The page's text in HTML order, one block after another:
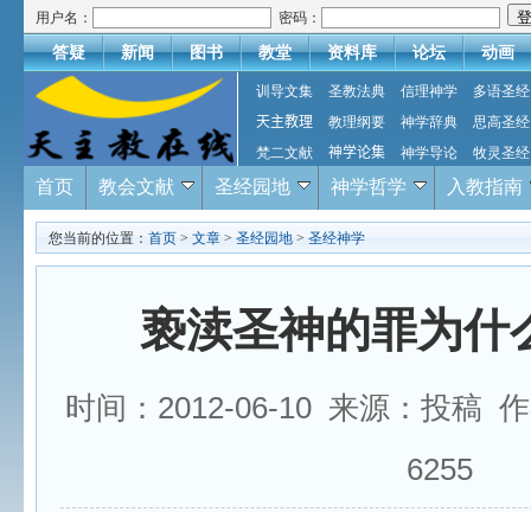
用户名： 密码：
答疑 新闻 图书 教堂 资料库 论坛 动画
训导文集 圣教法典 信理神学
多语圣经
天主教理
教理纲要 神学辞典
思高圣经
梵二文献
神学论集 神学导论 牧灵圣经
首页 教会文献 圣经园地 神学哲学 入教指南
您当前的位置： 首页 > 文章 > 圣经园地 > 圣经神学
亵渎圣神的罪为什
时间：2012-06-10 来源：投稿
6255